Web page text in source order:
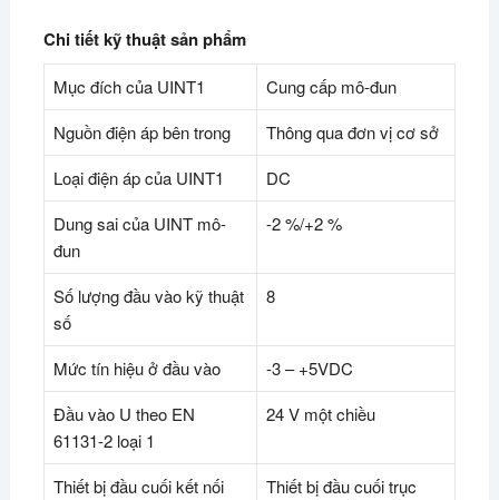
Chi tiết kỹ thuật sản phẩm
Mục đích của UINT1
Cung cấp mô-đun
Nguồn điện áp bên trong
Thông qua đơn vị cơ sở
Loại điện áp của UINT1
DC
Dung sai của UINT mô-
đun
-2 %/+2 %
Số lượng đầu vào kỹ thuật
số
8
Mức tín hiệu ở đầu vào
-3 – +5VDC
Đầu vào U theo EN
61131-2 loại 1
24 V một chiều
Thiết bị đầu cuối kết nối
Thiết bị đầu cuối trục